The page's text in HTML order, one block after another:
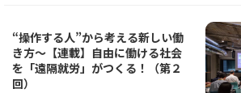
“操作する人”から考える新しい働
き方～【連載】自由に働ける社会
を「遠隔就労」がつくる！（第２
回）